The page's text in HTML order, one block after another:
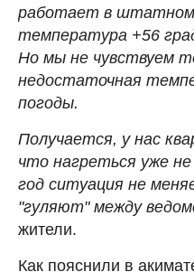
работает в штатном
температура +56
Но мы не чувствуем
недостаточная
погоды.
Получается, у нас
что нагреться уже
год ситуация не
"гуляют" между
жители.
Как пояснили в